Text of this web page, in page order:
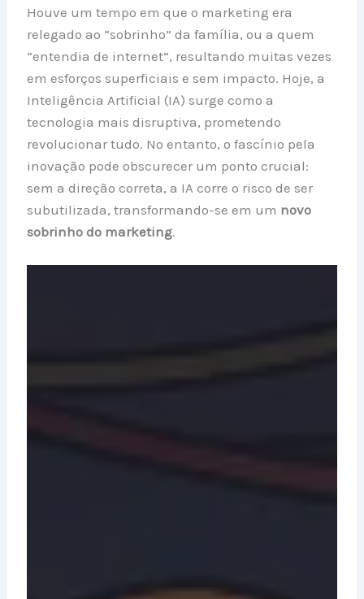
Houve um tempo em que o marketing era
relegado ao “sobrinho” da família, ou a quem
“entendia de internet”, resultando muitas vezes
em esforços superficiais e sem impacto. Hoje, a
Inteligência Artificial (IA) surge como a
tecnologia mais disruptiva, prometendo
revolucionar tudo. No entanto, o fascínio pela
inovação pode obscurecer um ponto crucial:
sem a direção correta, a IA corre o risco de ser
subutilizada, transformando-se em um novo
sobrinho do marketing.